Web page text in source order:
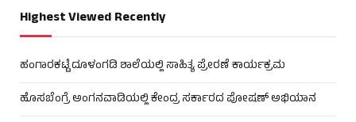
Highest Viewed Recently
ಹಂಗಾರಕಟ್ಟೆ ದೂಳಂಗಡಿ ಶಾಲೆಯಲ್ಲಿ ಸಾಹಿತ್ಯ ಪ್ರೇರಣೆ ಕಾರ್ಯಕ್ರಮ
ಹೊಸಬೆಂಗ್ರೆ ಅಂಗನವಾಡಿಯಲ್ಲಿ ಕೇಂದ್ರ ಸರ್ಕಾರದ ಪೋಷಣ್ ಅಭಿಯಾನ